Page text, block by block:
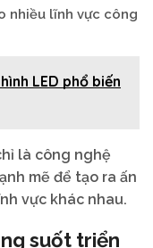
nhiều lĩnh vực công
LED phổ biến
là công nghệ
mẽ để tạo ra ấn
vực khác nhau.
suốt triển